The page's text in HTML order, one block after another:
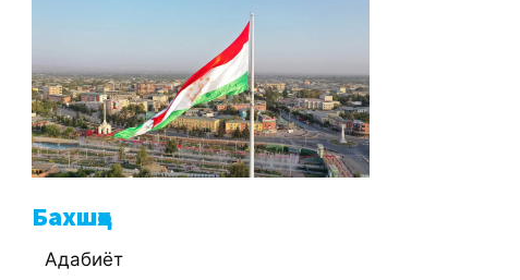
Бахшҳо
Адабиёт